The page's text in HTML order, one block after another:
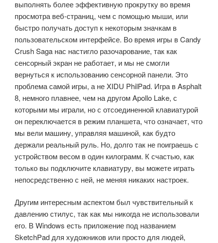
выполнять более эффективную прокрутку во время
просмотра веб-страниц, чем с помощью мыши, или
быстро получать доступ к некоторым значкам в
пользовательском интерфейсе. Во время игры в Candy
Crush Saga нас настигло разочарование, так как
сенсорный экран не работает, и мы не смогли
вернуться к использованию сенсорной панели. Это
проблема самой игры, а не XIDU PhilPad. Игра в Asphalt
8, немного плавнее, чем на другом Apollo Lake, с
которыми мы играли, но с отсоединенной клавиатурой
он переключается в режим планшета, что означает, что
мы вели машину, управляя машиной, как будто
держали реальный руль. Но, долго так не поиграешь с
устройством весом в один килограмм. К счастью, как
только вы подключите клавиатуру, вы можете играть
непосредственно с ней, не меняя никаких настроек.
Другим интересным аспектом был чувствительный к
давлению стилус, так как мы никогда не использовали
его. В Windows есть приложение под названием
SketchPad для художников или просто для людей,